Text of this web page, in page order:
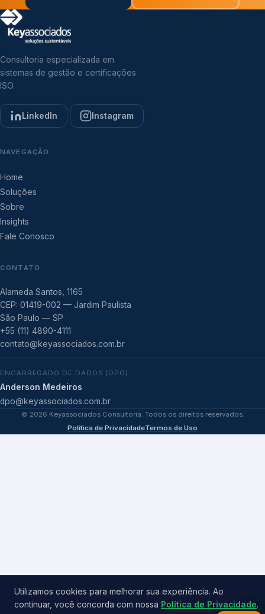
Consultoria especializada em
sistemas de gestão e certificações
ISO.
LinkedIn Instagram
NAVEGAÇÃO
Home
Soluções
Sobre
Insights
Fale Conosco
CONTATO
Alameda Santos, 1165
CEP: 01419-002 — Jardim Paulista
São Paulo — SP
+55 (11) 4890-4111
contato@keyassociados.com.br
ENCARREGADO DE DADOS (DPO)
Anderson Medeiros
dpo@keyassociados.com.br
© 2026 Keyassociados Consultoria. Todos os direitos reservados.
Política de PrivacidadeTermos de Uso
Utilizamos cookies para melhorar sua experiência. Ao
continuar, você concorda com nossa Política de Privacidade.